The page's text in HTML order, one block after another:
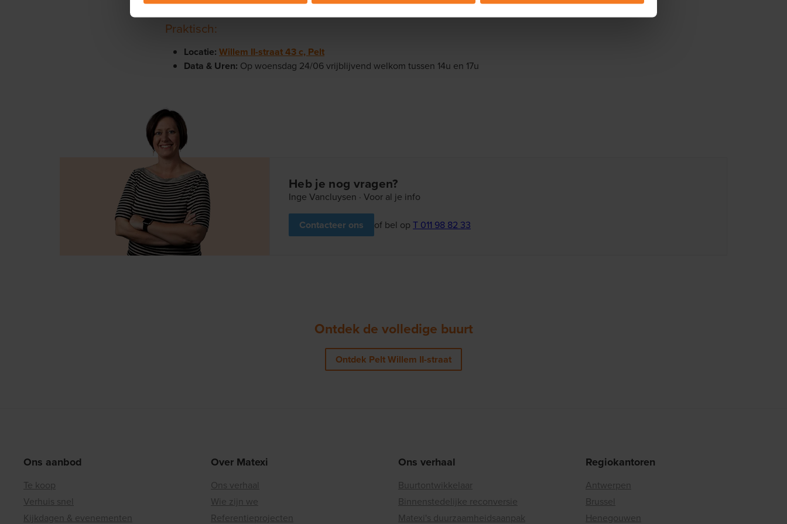
en bekijkt samen met jou welke woonst in hartje Pelt het best bij je past.
Praktisch:
Locatie: Willem II-straat 43 c, Pelt
Data & Uren: Op woensdag 24/06 vrijblijvend welkom tussen 14u en 17u
Heb je nog vragen?
Inge Vancluysen · Voor al je info
Contacteer ons of bel op T 011 98 82 33
Ontdek de volledige buurt
Ontdek Pelt Willem II-straat
Ons aanbod
Te koop
Verhuis snel
Kijkdagen & evenementen
Over Matexi
Ons verhaal
Wie zijn we
Referentieprojecten
Ons verhaal
Buurtontwikkelaar
Binnenstedelijke reconversie
Matexi's duurzaamheidsaanpak
Regiokantoren
Antwerpen
Brussel
Henegouwen